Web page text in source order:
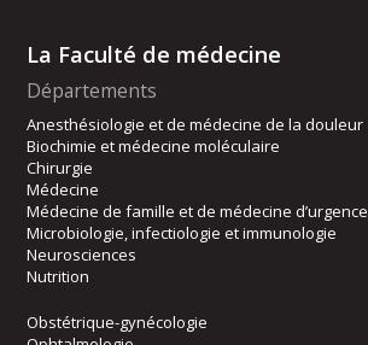
La Faculté de médecine
Départements
Anesthésiologie et de médecine de la douleur
Biochimie et médecine moléculaire
Chirurgie
Médecine
Médecine de famille et de médecine d’urgence
Microbiologie, infectiologie et immunologie
Neurosciences
Nutrition
Obstétrique-gynécologie